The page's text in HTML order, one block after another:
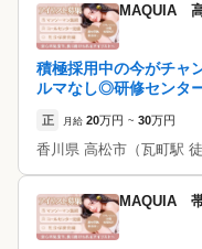
MAQUIA
積極採用中の今がチャ
ルマなし◎研修センタ
正 月給 20万円 ~ 30万円
香川県 高松市 （瓦町駅
MAQUIA